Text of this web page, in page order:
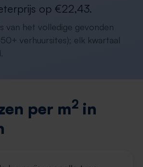
op €22,43.
van het volledige gevonden
verhuursites); elk kwartaal
per m2 in